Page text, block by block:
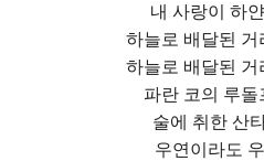
내 사랑이 하
하늘로 배달된 거
하늘로 배달된 거
파란 코의 루돌
술에 취한 산
우연이라도